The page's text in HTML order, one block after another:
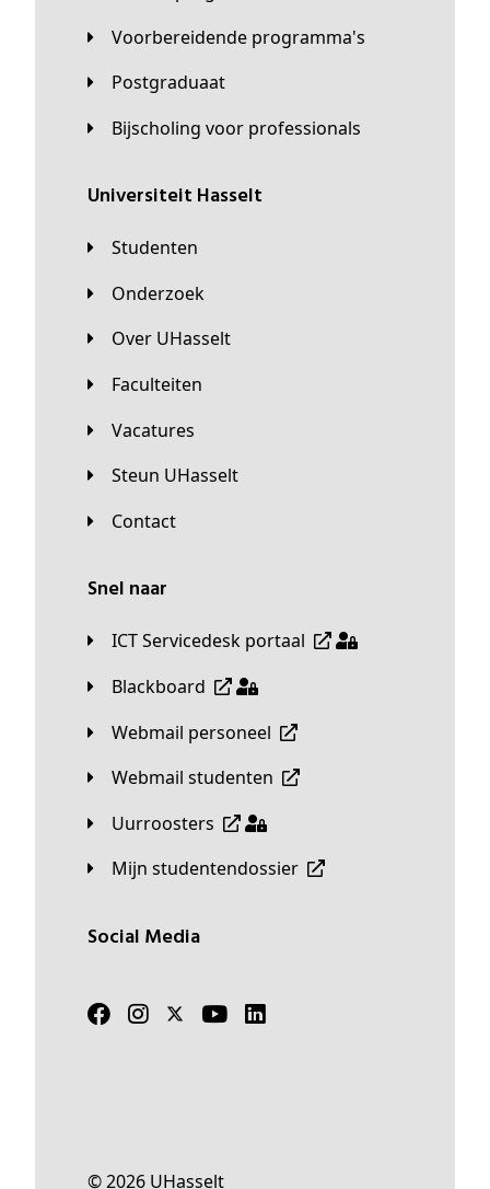
Voorbereidende programma's
Postgraduaat
Bijscholing voor professionals
universiteit Hasselt
Studenten
Onderzoek
Over UHasselt
Faculteiten
Vacatures
Steun UHasselt
Contact
Snel naar
ICT Servicedesk portaal
Blackboard
Webmail personeel
Webmail studenten
Uurroosters
Mijn studentendossier
Social Media
© 2026 UHasselt